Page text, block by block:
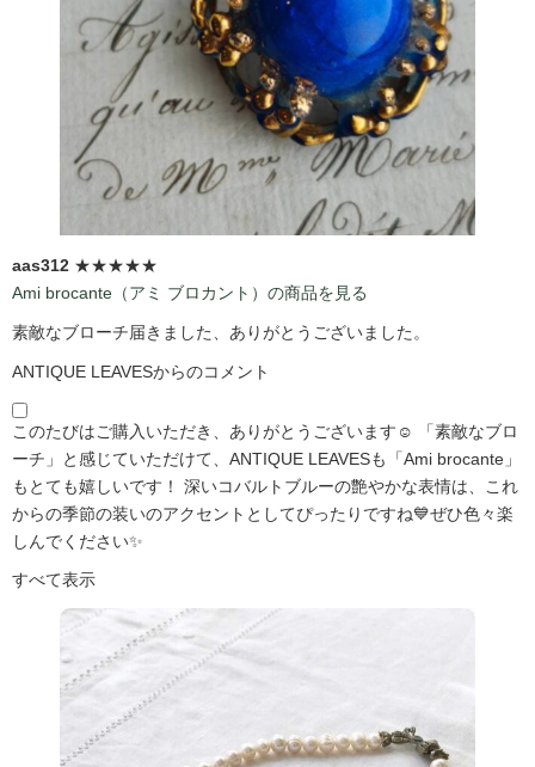
aas312 ★★★★★
Ami brocante（アミ ブロカント）の商品を見る
素敵なブローチ届きました、ありがとうございました。
ANTIQUE LEAVESからのコメント
このたびはご購入いただき、ありがとうございます☺️ 「素敵なブロ
ーチ」と感じていただけて、ANTIQUE LEAVESも「Ami brocante」
もとても嬉しいです！ 深いコバルトブルーの艶やかな表情は、これ
からの季節の装いのアクセントとしてぴったりですね💙ぜひ色々楽
しんでください✨
すべて表示